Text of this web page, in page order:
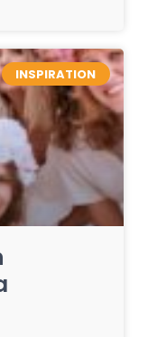
INSPIRATION